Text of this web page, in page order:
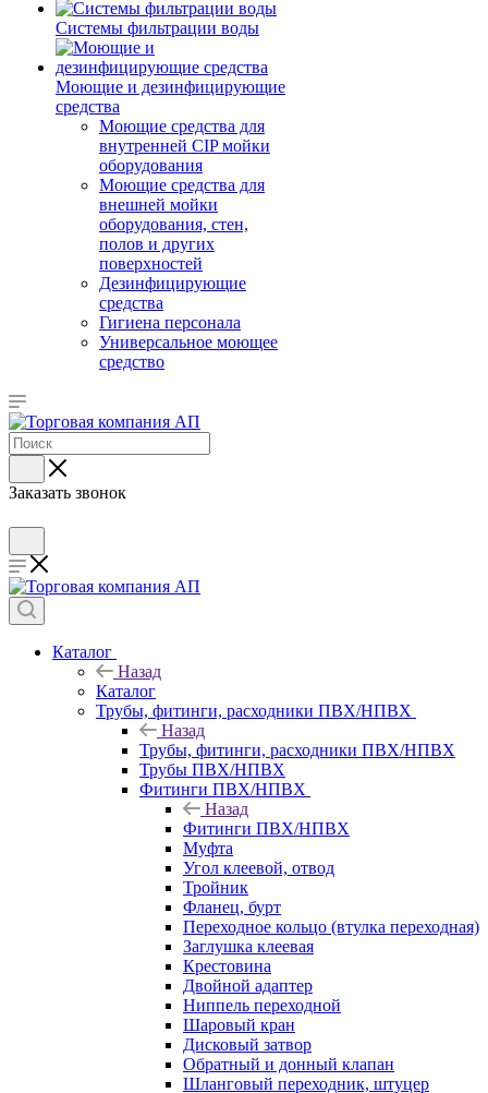
Системы фильтрации воды
Моющие и дезинфицирующие
средства
Моющие средства для
внутренней CIP мойки
оборудования
Моющие средства для
внешней мойки
оборудования, стен,
полов и других
поверхностей
Дезинфицирующие
средства
Гигиена персонала
Универсальное моющее
средство
Заказать звонок
Каталог
Назад
Каталог
Трубы, фитинги, расходники ПВХ/НПВХ
Назад
Трубы, фитинги, расходники ПВХ/НПВХ
Трубы ПВХ/НПВХ
Фитинги ПВХ/НПВХ
Назад
Фитинги ПВХ/НПВХ
Муфта
Угол клеевой, отвод
Тройник
Фланец, бурт
Переходное кольцо (втулка переходная)
Заглушка клеевая
Крестовина
Двойной адаптер
Ниппель переходной
Шаровый кран
Дисковый затвор
Обратный и донный клапан
Шланговый переходник, штуцер